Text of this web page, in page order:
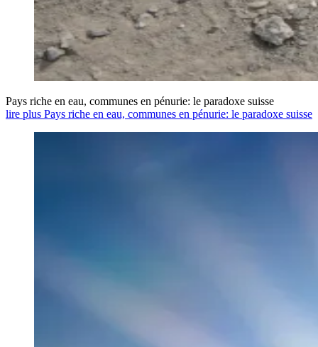
Pays riche en eau, communes en pénurie: le paradoxe suisse
lire plus Pays riche en eau, communes en pénurie: le paradoxe suisse